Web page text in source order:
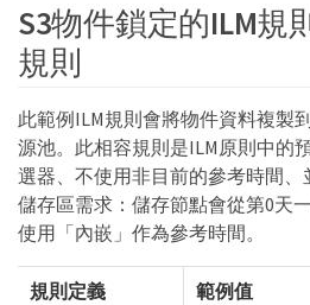
S3物件鎖定的ILM規
規則
此範例ILM規則會將物件資料複製
源池。此相容規則是ILM原則中的
選器、不使用非目前的參考時間、
儲存區需求：儲存節點會從第0天
使用「內嵌」作為參考時間。
規則定義 範例值